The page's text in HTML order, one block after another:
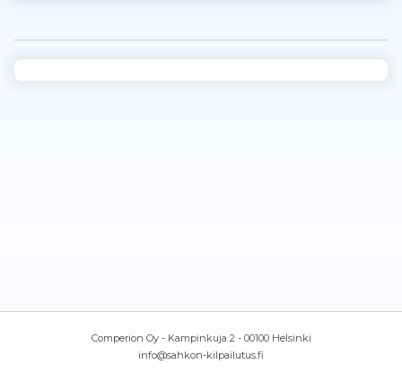
Comperion Oy - Kampinkuja 2 - 00100 Helsinki
info@sahkon-kilpailutus.fi